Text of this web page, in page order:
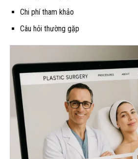
Chi phí tham khảo
Câu hỏi thường gặp